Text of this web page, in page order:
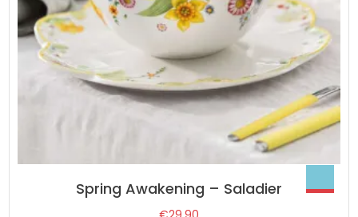
Spring Awakening – Saladier